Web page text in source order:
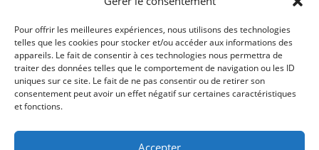
Pour offrir les meilleures expériences, nous utilisons des technologies
telles que les cookies pour stocker et/ou accéder aux informations des
appareils. Le fait de consentir à ces technologies nous permettra de
traiter des données telles que le comportement de navigation ou les ID
uniques sur ce site. Le fait de ne pas consentir ou de retirer son
consentement peut avoir un effet négatif sur certaines caractéristiques
et fonctions.
Accepter
Taïso ou Gymnastique douce
Ceintures noires formées à l’ASPTT
Comité du Finistère de Judo